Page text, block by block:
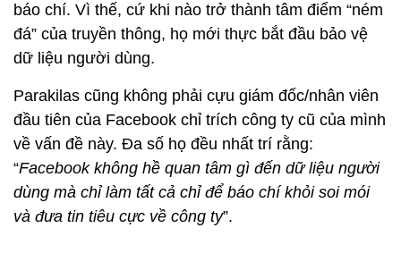
báo chí. Vì thế, cứ khi nào trở thành tâm điểm “ném
đá” của truyền thông, họ mới thực bắt đầu bảo vệ
dữ liệu người dùng.
Parakilas cũng không phải cựu giám đốc/nhân viên
đầu tiên của Facebook chỉ trích công ty cũ của mình
về vấn đề này. Đa số họ đều nhất trí rằng:
“Facebook không hề quan tâm gì đến dữ liệu người
dùng mà chỉ làm tất cả chỉ để báo chí khỏi soi mói
và đưa tin tiêu cực về công ty”.